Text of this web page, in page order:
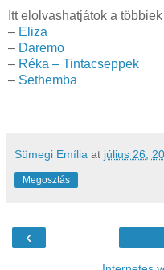
Itt elolvashatjátok a
– Eliza
– Daremo
– Réka – Tintacseppek
– Sethemba
Sümegi Emília at július 26,
Megosztás
‹